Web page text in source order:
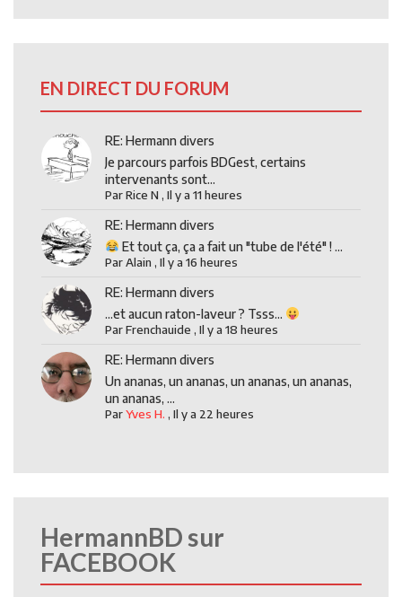
EN DIRECT DU FORUM
RE: Hermann divers
Je parcours parfois BDGest, certains
intervenants sont...
ParRice N ,Il y a 11 heures
RE: Hermann divers
Et tout ça, ça a fait un "tube de l'été" ! ...
ParAlain ,Il y a 16 heures
RE: Hermann divers
...et aucun raton-laveur ? Tsss...
ParFrenchauide ,Il y a 18 heures
RE: Hermann divers
Un ananas, un ananas, un ananas, un ananas,
un ananas, ...
ParYves H. ,Il y a 22 heures
HermannBD sur
FACEBOOK